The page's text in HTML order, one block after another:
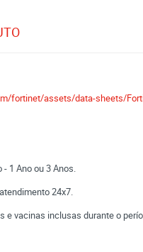
fortinet/assets/data-sheets/
1 Ano ou 3 Anos.
24x7.
e vacinas inclusas durante o